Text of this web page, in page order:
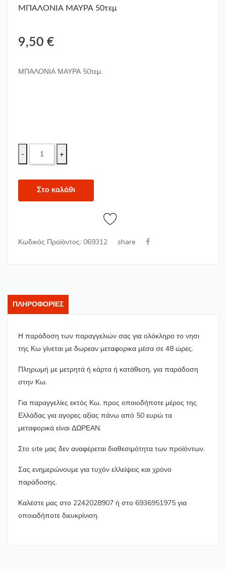
ΜΠΑΛΟΝΙΑ ΜΑΥΡΑ 50τεμ
9,50 €
ΜΠΑΛΟΝΙΑ ΜΑΥΡΑ 50τεμ.
- +
Στο καλάθι
Κωδικός Προϊόντος: 069312 share
ΠΛΗΡΟΦΟΡΊΕΣ
Η παράδοση των παραγγελιών σας για ολόκληρο το νησι
της Κω γίνεται με δωρεαν μεταφορικα μέσα σε 48 ώρες.
Πληρωμή με μετρητά ή κάρτα ή κατάθεση, για παράδοση
στην Κω.
Για παραγγελίες εκτός Κω, προς οποιοδήποτε μέρος της
Ελλάδας για αγορες αξίας πάνω από 50 ευρώ τα
μεταφορικά είναι ΔΩΡΕΑΝ.
Στο site μας δεν αναφέρεται διαθεσιμότητα των προϊόντων.
Σας ενημερώνουμε για τυχόν ελλείψεις και χρόνο
παράδοσης.
Καλέστε μας στο 2242028907 ή στο 6936951975 για
οποιαδήποτε διευκρίνιση.